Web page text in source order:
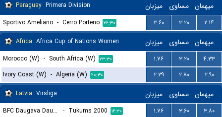
Paraguay Primera Division میزبان مساوی میهمان
Sportivo Ameliano - Cerro Porteno ۲۲:۳۰ ۳.۶۰ ۳.۲۰
۲.۱۴
Africa Africa Cup of Nations Women میزبان مساوی میهمان
Morocco (W) - South Africa (W) ۲۳:۳۰ ۱.۷۶ ۳.۲۰
۴.۳۳
Ivory Coast (W) - Algeria (W) ۲۰:۳۰ ۲.۳۹ ۲.۸۰
۲.۹۰
Latvia Virsliga میزبان مساوی میهمان
BFC Daugava Daugavpils - Tukums 2000 ۱۶:۳۰ ۱.۷۶ ۳.۶۰
۳.۸۰